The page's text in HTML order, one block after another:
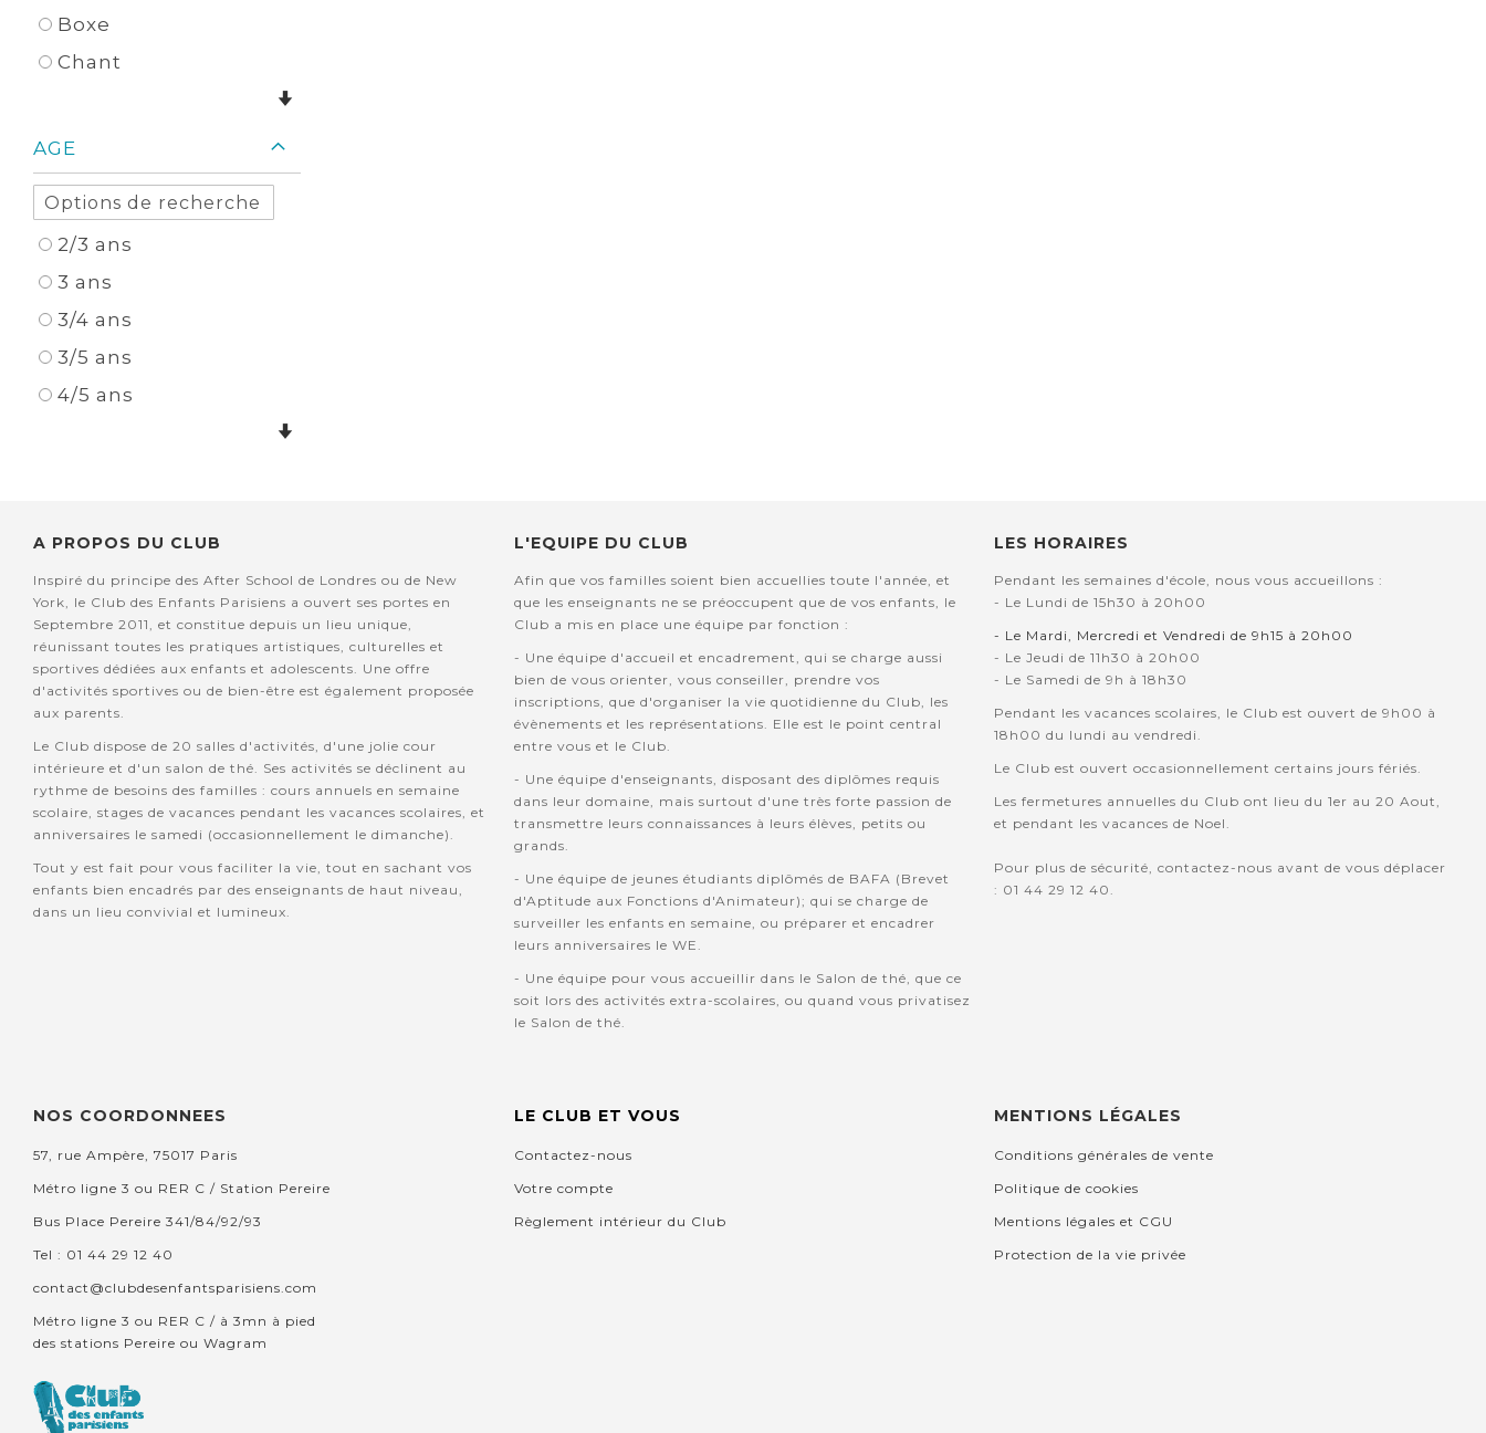
Boxe
Chant
AGE
2/3 ans
3 ans
3/4 ans
3/5 ans
4/5 ans
A PROPOS DU CLUB
Inspiré du principe des After School de Londres ou de New
York, le Club des Enfants Parisiens a ouvert ses portes en
Septembre 2011, et constitue depuis un lieu unique,
réunissant toutes les pratiques artistiques, culturelles et
sportives dédiées aux enfants et adolescents. Une offre
d'activités sportives ou de bien-être est également proposée
aux parents.
Le Club dispose de 20 salles d'activités, d'une jolie cour
intérieure et d'un salon de thé. Ses activités se déclinent au
rythme de besoins des familles : cours annuels en semaine
scolaire, stages de vacances pendant les vacances scolaires, et
anniversaires le samedi (occasionnellement le dimanche).
Tout y est fait pour vous faciliter la vie, tout en sachant vos
enfants bien encadrés par des enseignants de haut niveau,
dans un lieu convivial et lumineux.
L'EQUIPE DU CLUB
Afin que vos familles soient bien accuellies toute l'année, et
que les enseignants ne se préoccupent que de vos enfants, le
Club a mis en place une équipe par fonction :
- Une équipe d'accueil et encadrement, qui se charge aussi
bien de vous orienter, vous conseiller, prendre vos
inscriptions, que d'organiser la vie quotidienne du Club, les
évènements et les représentations. Elle est le point central
entre vous et le Club.
- Une équipe d'enseignants, disposant des diplômes requis
dans leur domaine, mais surtout d'une très forte passion de
transmettre leurs connaissances à leurs élèves, petits ou
grands.
- Une équipe de jeunes étudiants diplômés de BAFA (Brevet
d'Aptitude aux Fonctions d'Animateur); qui se charge de
surveiller les enfants en semaine, ou préparer et encadrer
leurs anniversaires le WE.
- Une équipe pour vous accueillir dans le Salon de thé, que ce
soit lors des activités extra-scolaires, ou quand vous privatisez
le Salon de thé.
LES HORAIRES
Pendant les semaines d'école, nous vous accueillons :
- Le Lundi de 15h30 à 20h00
- Le Mardi, Mercredi et Vendredi de 9h15 à 20h00
- Le Jeudi de 11h30 à 20h00
- Le Samedi de 9h à 18h30
Pendant les vacances scolaires, le Club est ouvert de 9h00 à
18h00 du lundi au vendredi.
Le Club est ouvert occasionnellement certains jours fériés.
Les fermetures annuelles du Club ont lieu du 1er au 20 Aout,
et pendant les vacances de Noel.
Pour plus de sécurité, contactez-nous avant de vous déplacer
: 01 44 29 12 40.
NOS COORDONNEES
57, rue Ampère, 75017 Paris
Métro ligne 3 ou RER C / Station Pereire
Bus Place Pereire 341/84/92/93
Tel : 01 44 29 12 40
contact@clubdesenfantsparisiens.com
Métro ligne 3 ou RER C / à 3mn à pied
des stations Pereire ou Wagram
LE CLUB ET VOUS
Contactez-nous
Votre compte
Règlement intérieur du Club
MENTIONS LÉGALES
Conditions générales de vente
Politique de cookies
Mentions légales et CGU
Protection de la vie privée